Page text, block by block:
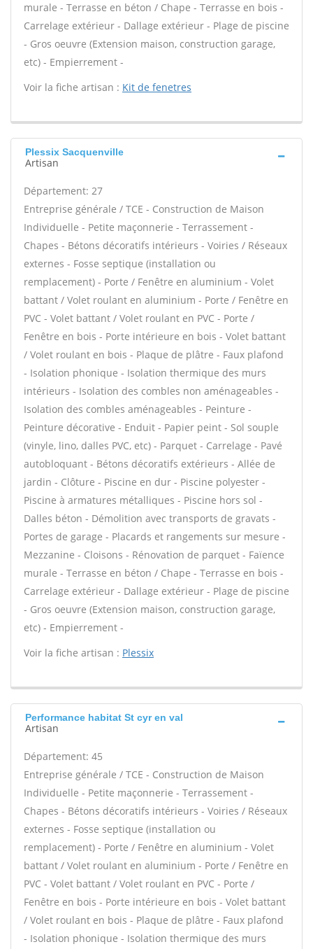
murale - Terrasse en béton / Chape - Terrasse en bois -
Carrelage extérieur - Dallage extérieur - Plage de piscine
- Gros oeuvre (Extension maison, construction garage,
etc) - Empierrement -
Voir la fiche artisan : Kit de fenetres
Plessix Sacquenville
Artisan
Département: 27
Entreprise générale / TCE - Construction de Maison
Individuelle - Petite maçonnerie - Terrassement -
Chapes - Bétons décoratifs intérieurs - Voiries / Réseaux
externes - Fosse septique (installation ou
remplacement) - Porte / Fenêtre en aluminium - Volet
battant / Volet roulant en aluminium - Porte / Fenêtre en
PVC - Volet battant / Volet roulant en PVC - Porte /
Fenêtre en bois - Porte intérieure en bois - Volet battant
/ Volet roulant en bois - Plaque de plâtre - Faux plafond
- Isolation phonique - Isolation thermique des murs
intérieurs - Isolation des combles non aménageables -
Isolation des combles aménageables - Peinture -
Peinture décorative - Enduit - Papier peint - Sol souple
(vinyle, lino, dalles PVC, etc) - Parquet - Carrelage - Pavé
autobloquant - Bétons décoratifs extérieurs - Allée de
jardin - Clôture - Piscine en dur - Piscine polyester -
Piscine à armatures métalliques - Piscine hors sol -
Dalles béton - Démolition avec transports de gravats -
Portes de garage - Placards et rangements sur mesure -
Mezzanine - Cloisons - Rénovation de parquet - Faïence
murale - Terrasse en béton / Chape - Terrasse en bois -
Carrelage extérieur - Dallage extérieur - Plage de piscine
- Gros oeuvre (Extension maison, construction garage,
etc) - Empierrement -
Voir la fiche artisan : Plessix
Performance habitat St cyr en val
Artisan
Département: 45
Entreprise générale / TCE - Construction de Maison
Individuelle - Petite maçonnerie - Terrassement -
Chapes - Bétons décoratifs intérieurs - Voiries / Réseaux
externes - Fosse septique (installation ou
remplacement) - Porte / Fenêtre en aluminium - Volet
battant / Volet roulant en aluminium - Porte / Fenêtre en
PVC - Volet battant / Volet roulant en PVC - Porte /
Fenêtre en bois - Porte intérieure en bois - Volet battant
/ Volet roulant en bois - Plaque de plâtre - Faux plafond
- Isolation phonique - Isolation thermique des murs